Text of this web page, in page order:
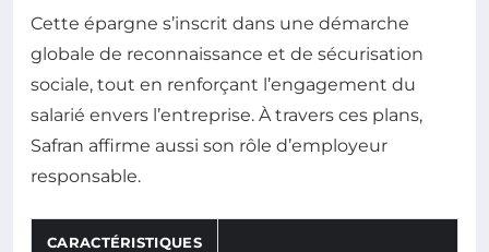
Cette épargne s’inscrit dans une démarche
globale de reconnaissance et de sécurisation
sociale, tout en renforçant l’engagement du
salarié envers l’entreprise. À travers ces plans,
Safran affirme aussi son rôle d’employeur
responsable.
CARACTÉRISTIQUES